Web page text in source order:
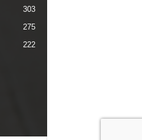
303
275
222